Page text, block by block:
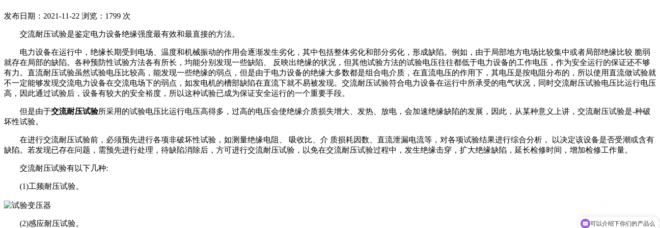
发布日期：2021-11-22 浏览：1799 次
交流耐压试验是鉴定电力设备绝缘强度最有效和最直接的方法。
电力设备在运行中，绝缘长期受到电场、温度和机械振动的作用会逐渐发生劣化，其中包括整体劣化和部分劣化，形成缺陷。例如，由于局部地方电场比较集中或者局部绝缘比较 脆弱
就存在局部的缺陷。各种预防性试验方法各有所长，均能分别发现一些缺陷、 反映出绝缘的状况，但其他试验方法的试验电压往往都低于电力设备的工作电压，作为安全运行的保证还不够
有力。直流耐压试验虽然试验电压比较高，能发现一些绝缘的弱点，但是由于电力设备的绝缘大多数都是组合电介质，在直流电压的作用下，其电压是按电阻分布的，所以使用直流做试验就
不一定能够发现交流电力设备在交流电场下的弱点，如发电机的槽部缺陷在直流下就不易被发现。交流耐压试验符合电力设备在运行中所承受的电气状况，同时交流耐压试验电压比运行电压
高，因此通过试验后，设备有较大的安全裕度，所以这种试验已成为保证安全运行的一个重要手段。
但是由于交流耐压试验所采用的试验电压比运行电压高得多，过高的电压会使绝缘介质损失增大、发热、放电，会加速绝缘缺陷的发展，因此，从某种意义上讲，交流耐压试验是-种破
坏性试验。
在进行交流耐压试验前，必须预先进行各项非破坏性试验，如测量绝缘电阻、 吸收比、介 质损耗因数、直流泄漏电流等，对各项试验结果进行综合分析， 以决定该设备是否受潮或含有
缺陷。若发现已存在问题，需预先进行处理，待缺陷消除后，方可进行交流耐压试验，以免在交流耐压试验过程中，发生绝缘击穿，扩大绝缘缺陷，延长检修时间，增加检修工作量。
交流耐压试验有以下几种:
(1)工频耐压试验。
(2)感应耐压试验。 可以介绍下你们的产品么